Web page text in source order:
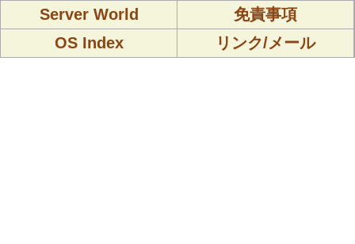
Server World
免責事項
OS Index
リンク/メール